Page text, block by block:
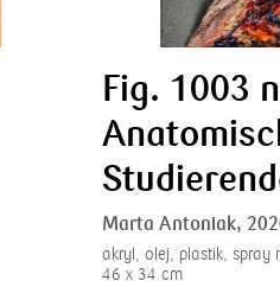
Fig. 1003
Marta Antoniak,
akryl, olej, plastik, spray
46 x 34 cm